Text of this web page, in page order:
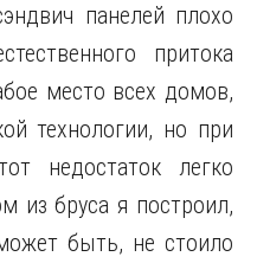
панелей плохо
притока
место всех домов,
технологии, но при
недостаток легко
из бруса я построил,
быть, не стоило